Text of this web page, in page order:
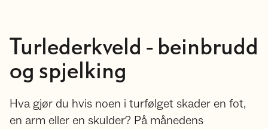
Turlederkveld - beinbrudd
og spjelking
Hva gjør du hvis noen i turfølget skader en fot,
en arm eller en skulder? På månedens